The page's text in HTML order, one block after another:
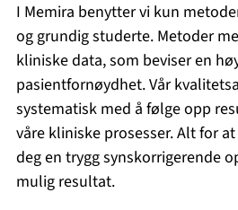
I Memira benytter vi kun
og grundig studerte. Metoder
kliniske data, som beviser en
pasientfornøydhet. Vår
systematisk med å følge opp
våre kliniske prosesser. Alt for
deg en trygg synskorrigerende
mulig resultat.